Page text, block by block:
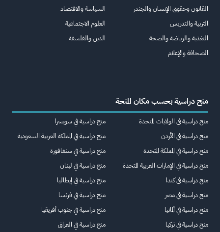
القانون وحقوق الإنسان والجندر
التربية والتدريس
التغذية والرياضة والصحة
الصحافة والإعلام
السياسة والاقتصاد
العلوم الاجتماعية
الدين والفلسفة
منح دراسية بحسب مكان المنحة
منح دراسية في الولايات المتحدة
منح دراسية في الأردن
منح دراسية في المملكة المتحدة
منح دراسية في الإمارات العربية المتحدة
منح دراسية في كندا
منح دراسية في مصر
منح دراسية في ألمانيا
منح دراسية في تركيا
منح دراسية في سويسرا
منح دراسية في المملكة العربية السعودية
منح دراسية في سنغافورة
منح دراسية في لبنان
منح دراسية في إيطاليا
منح دراسية في فرنسا
منح دراسية في جنوب أفريقيا
منح دراسية في العراق